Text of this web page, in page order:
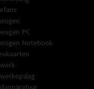
PC
Notebook